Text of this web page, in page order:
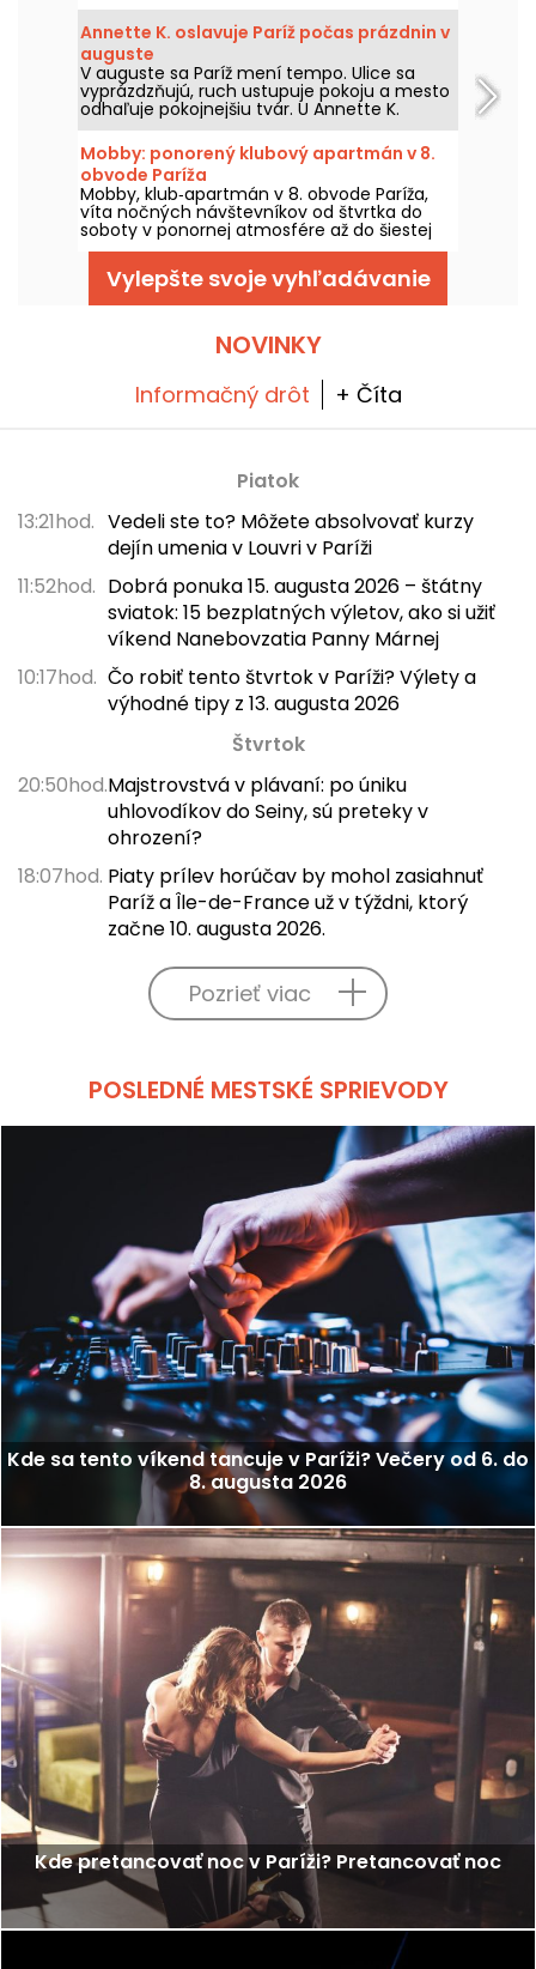
sprievode Hardta Antoinea a EG, pre noc,
ktorá prejde cez melodickú house, techno a
ich hranice žánrov.
Annette K. oslavuje Paríž počas prázdnin v
auguste
V auguste sa Paríž mení tempo. Ulice sa
vyprázdzňujú, ruch ustupuje pokoju a mesto
odhaľuje pokojnejšiu tvár. U Annette K.
využívame túto jedinečnú medzeru na
predĺženie ducha prázdnin, nohy takmer vo
vode, pred návratom do školy.
Mobby: ponorený klubový apartmán v 8.
obvode Paríža
Mobby, klub‑apartmán v 8. obvode Paríža,
víta nočných návštevníkov od štvrtka do
soboty v ponornej atmosfére až do šiestej
rána.
Vylepšte svoje vyhľadávanie
NOVINKY
Informačný drôt + Číta
Piatok
13:21hod. Vedeli ste to? Môžete absolvovať kurzy
dejín umenia v Louvri v Paríži
11:52hod. Dobrá ponuka 15. augusta 2026 – štátny
sviatok: 15 bezplatných výletov, ako si užiť
víkend Nanebovzatia Panny Márnej
10:17hod. Čo robiť tento štvrtok v Paríži? Výlety a
výhodné tipy z 13. augusta 2026
Štvrtok
20:50hod.Majstrovstvá v plávaní: po úniku
uhlovodíkov do Seiny, sú preteky v
ohrození?
18:07hod. Piaty prílev horúčav by mohol zasiahnuť
Paríž a Île-de-France už v týždni, ktorý
začne 10. augusta 2026.
Pozrieť viac
POSLEDNÉ MESTSKÉ SPRIEVODY
Kde sa tento víkend tancuje v Paríži? Večery od 6. do
8. augusta 2026
Kde pretancovať noc v Paríži? Pretancovať noc